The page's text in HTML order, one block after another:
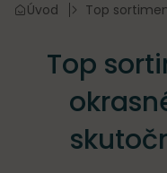
Úvod
rastliny Top
Top